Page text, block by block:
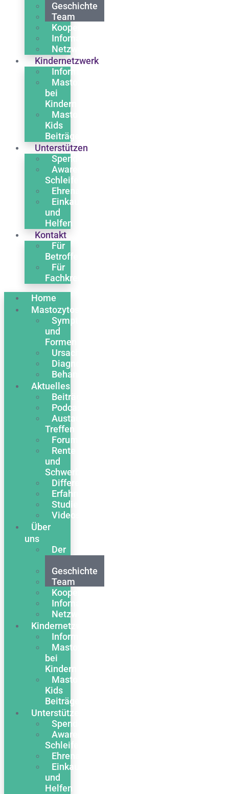
Geschichte
Team
Kooperationen
Infomaterial
Netzwerk
Kindernetzwerk
Informationen
Mastozytose
bei
Kindern
Masto
Kids
Beiträge
Unterstützen
Spenden
Awareness
Schleife
Ehrenamt
Einkaufen
und
Helfen
Kontakt
Für
Betroffene
Für
Fachkreise
Home
Mastozytose
Symptome
und
Formen
Ursachen
Diagnose
Behandlung
Aktuelles
Beiträge
Podcasts
Austausch
Treffen
Forum
Rente
und
Schwerbehinderung
Differentialdiagnose
Erfahrungsberichte
Studien
Videos
Über
uns
Der
Geschichte
Team
Kooperationen
Infomaterial
Netzwerk
Kindernetzwerk
Informationen
Mastozytose
bei
Kindern
Masto
Kids
Beiträge
Unterstützen
Spenden
Awareness
Schleife
Ehrenamt
Einkaufen
und
Helfen